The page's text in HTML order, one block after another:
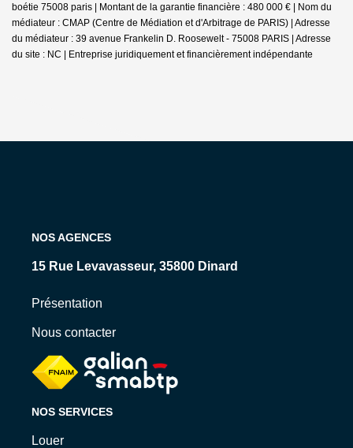
boétie 75008 paris | Montant de la garantie financière : 480 000 € | Nom du
médiateur : CMAP (Centre de Médiation et d'Arbitrage de PARIS) | Adresse
du médiateur : 39 avenue Frankelin D. Roosewelt - 75008 PARIS | Adresse
du site : NC | Entreprise juridiquement et financièrement indépendante
NOS AGENCES
15 Rue Levavasseur, 35800 Dinard
Présentation
Nous contacter
NOS SERVICES
Louer